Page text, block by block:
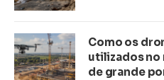
Como os
utilizados
de grande